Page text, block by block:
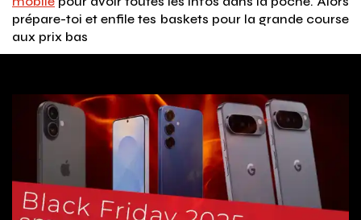
prépare-toi et enfile tes baskets pour la grande course
aux prix bas